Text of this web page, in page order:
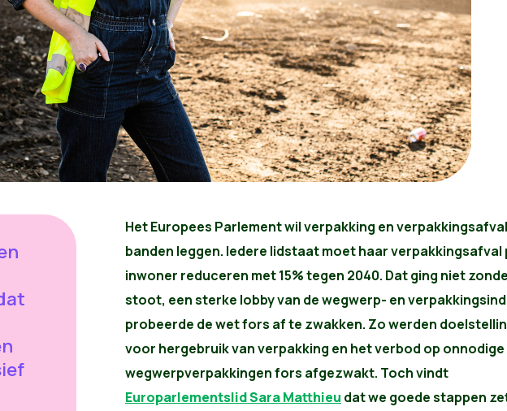
Het Europees Parlement wil verpakking en
banden leggen. Iedere lidstaat moet haar verpakkingsafval
inwoner reduceren met 15% tegen 2040. Dat ging niet
stoot, een sterke lobby van de wegwerp- en
probeerde de wet fors af te zwakken. Zo werden
voor hergebruik van verpakking en het verbod op onnodige
wegwerpverpakkingen fors afgezwakt. Toch vindt
Europarlementslid Sara Matthieu dat we goede stappen